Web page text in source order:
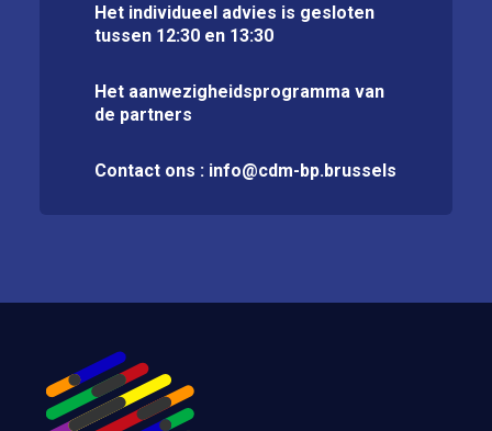
Het individueel advies is gesloten
tussen 12:30 en 13:30
Het aanwezigheidsprogramma van
de partners
Contact ons : info@cdm-bp.brussels